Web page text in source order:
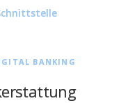
BANKING